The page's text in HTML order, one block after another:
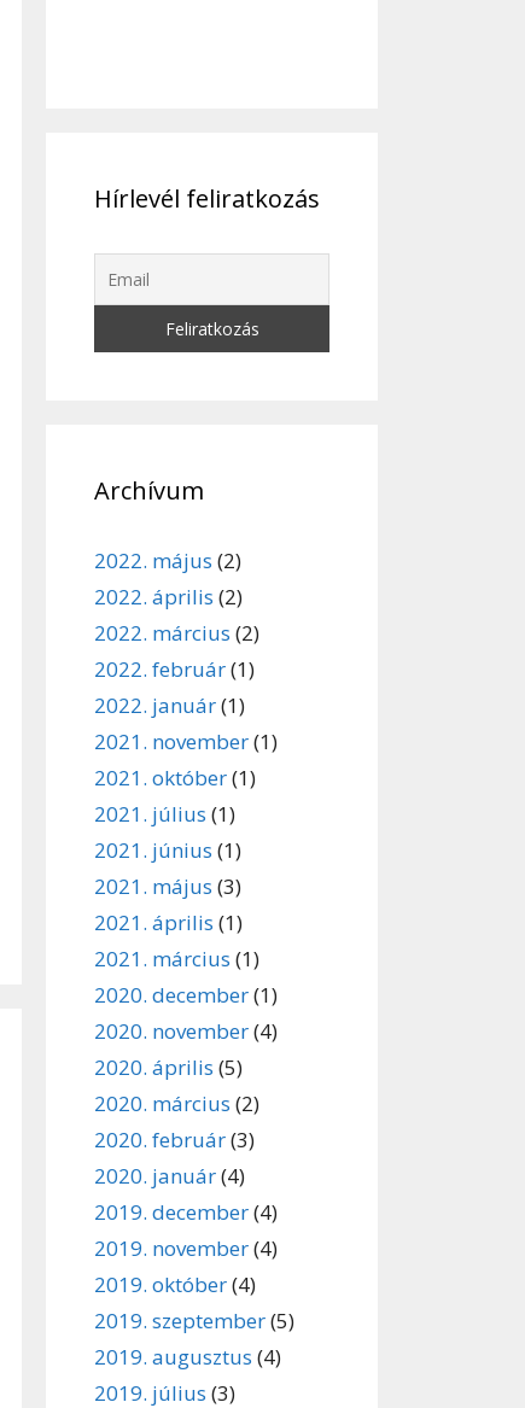
Hírlevél feliratkozás
Archívum
2022. május (2)
2022. április (2)
2022. március (2)
2022. február(1)
2022. január(1)
2021. november(1)
2021. október(1)
2021. július (1)
2021. június (1)
2021. május (3)
2021. április (1)
2021. március (1)
2020. december(1)
2020. november(4)
2020. április (5)
2020. március (2)
2020. február(3)
2020. január(4)
2019. december(4)
2019. november(4)
2019. október(4)
2019. szeptember(5)
2019. augusztus (4)
2019. július (3)